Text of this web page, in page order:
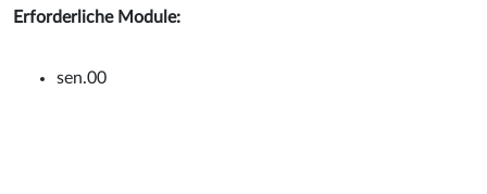
Erforderliche Module:
sen.00